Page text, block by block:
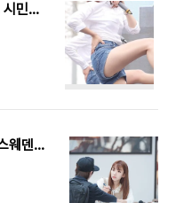
[CAM] 160409 2016 수원 KT위즈 시민 서포터즈 페스티벌 - 레인보우 by 다카코마츠
[PHOTO]150329 더 하우스 오브 스웨덴 사진전 - 레인보우 지숙 by EPOXYY